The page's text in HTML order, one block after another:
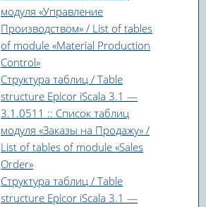
модуля «Управление
Производством» / List of tables
of module «Material Production
Control»
Структура таблиц / Table
structure Epicor iScala 3.1 —
3.1.0511 :: Список таблиц
модуля «Заказы на Продажу» /
List of tables of module «Sales
Order»
Структура таблиц / Table
structure Epicor iScala 3.1 —